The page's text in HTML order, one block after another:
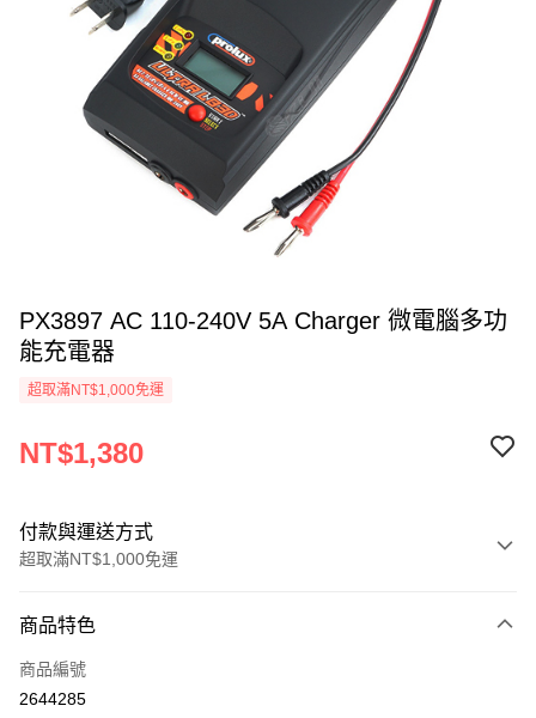
PX3897 AC 110-240V 5A Charger 微電腦多功
能充電器
超取滿NT$1,000免運
NT$1,380
付款與運送方式
超取滿NT$1,000免運
信用卡一次付款
信用卡分期付款
商品特色
商品編號
2644285